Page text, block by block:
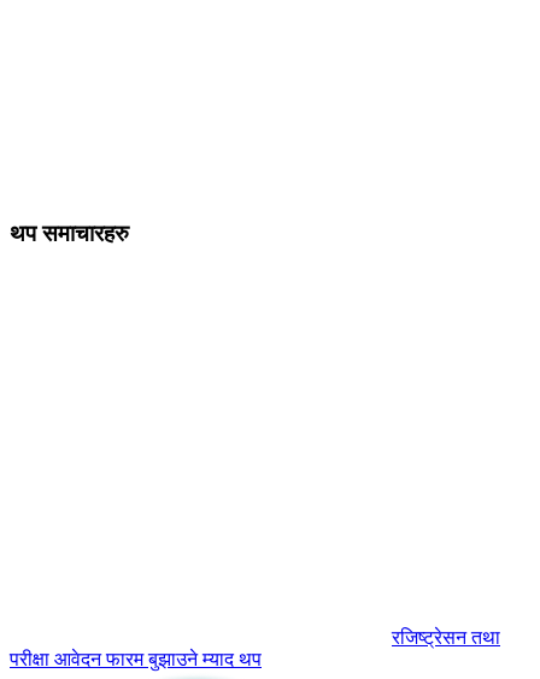
थप समाचारहरु
रजिष्ट्रेसन तथा
परीक्षा आवेदन फारम बुझाउने म्याद थप